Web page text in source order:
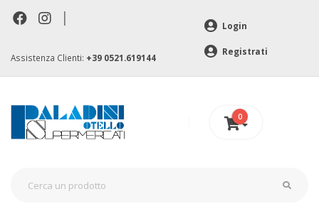
|
Assistenza Clienti: +39 0521.619144
Login
Registrati
0